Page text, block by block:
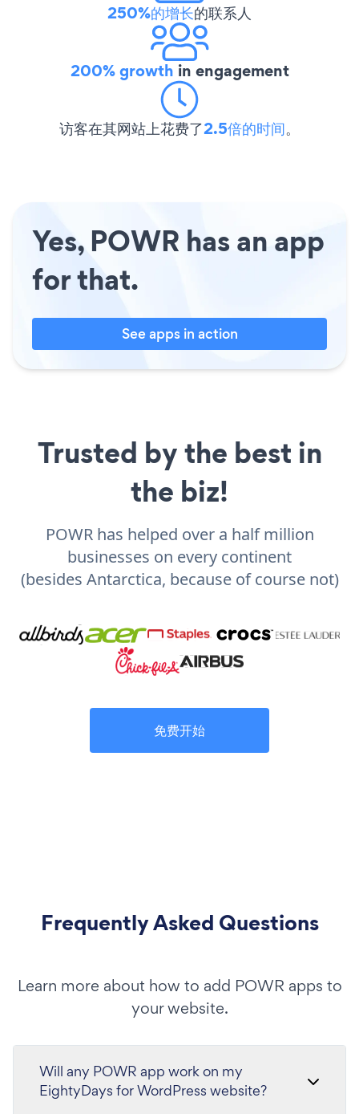
250%的增长的联系人
200% growth in engagement
访客在其网站上花费了2.5倍的时间。
Yes, POWR has an app
for that.
See apps in action
Trusted by the best in
the biz!
POWR has helped over a half million
businesses on every continent
(besides Antarctica, because of course not)
免费开始
Frequently Asked Questions
Learn more about how to add POWR apps to
your website.
Will any POWR app work on my
EightyDays for WordPress website?